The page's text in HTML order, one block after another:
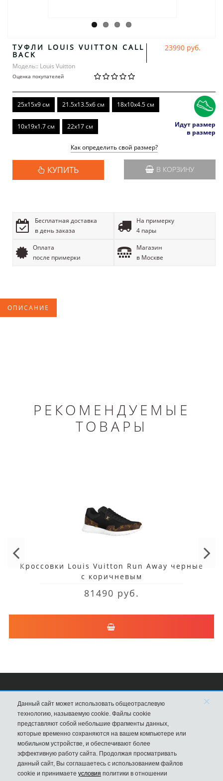
ТУФЛИ LOUIS VUITTON CALL
BACK
Модель:: Louis Vuitton
Оценка покупателей
23990 руб.
25x15x9 см 21.5x13.5x6 см 18x10x4.5 см
10x19x1.7 см 22x17 см
Идут размер
в размер
Как определить свой размер?
КУПИТЬ В КОРЗИНУ
Бесплатная доставка
в день заказа
На примерку
4 пары
Оплата
после примерки
Магазин
в Москве
ОПИСАНИЕ
РЕКОМЕНДУЕМЫЕ
ТОВАРЫ
Кроссовки Louis Vuitton Run Away черные
с коричневым
81490 руб.
Сумки Louis Vuitton
8 (495) 203-76-44
Магазин в Москве
Данный сайт может использовать общеотраслевую
технологию, называемую cookie. Файлы cookie
представляют собой небольшие фрагменты данных,
которые временно сохраняются на вашем компьютере или
мобильном устройстве, и обеспечивают более
эффективную работу сайта. Продолжая просматривать
данный сайт, Вы соглашаетесь с использованием файлов
cookie и принимаете условия политики в отношении
×